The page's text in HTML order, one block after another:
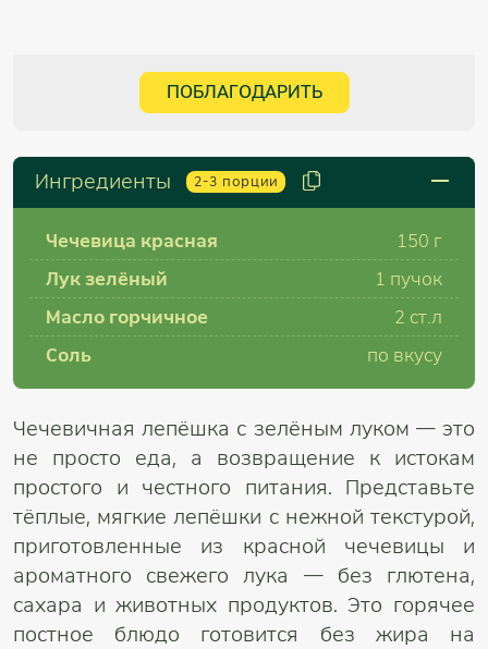
ПОБЛАГОДАРИТЬ
Ингредиенты 2-3 порции
Чечевица красная
150 г
Лук зелёный
1 пучок
Масло горчичное
2 ст.л
Соль
по вкусу
Чечевичная лепёшка с зелёным луком — это
не просто еда, а возвращение к истокам
простого и честного питания. Представьте
тёплые, мягкие лепёшки с нежной текстурой,
приготовленные из красной чечевицы и
ароматного свежего лука — без глютена,
сахара и животных продуктов. Это горячее
постное блюдо готовится без жира на